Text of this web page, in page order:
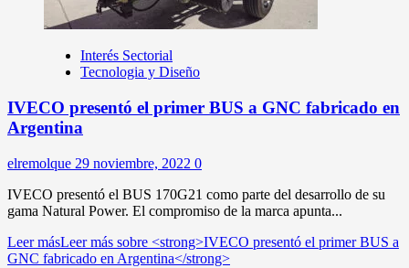
Interés Sectorial
Tecnologia y Diseño
IVECO presentó el primer BUS a GNC fabricado en
Argentina
elremolque 29 noviembre, 2022 0
IVECO presentó el BUS 170G21 como parte del desarrollo de su
gama Natural Power. El compromiso de la marca apunta...
Leer másLeer más sobre <strong>IVECO presentó el primer BUS a
GNC fabricado en Argentina</strong>